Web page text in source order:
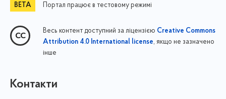
Портал працює в тестовому режимі
Весь контент доступний за ліцензією Creative Commons
Attribution 4.0 International license, якщо не зазначено
інше
Контакти